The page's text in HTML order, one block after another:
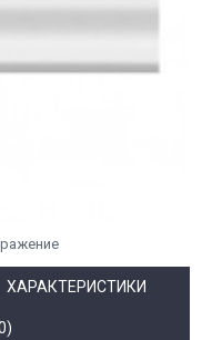
ХАРАКТЕРИСТИКИ